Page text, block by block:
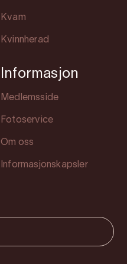
Kvam
Kvinnherad
Informasjon
Medlemsside
Fotoservice
Om oss
Informasjonskapsler